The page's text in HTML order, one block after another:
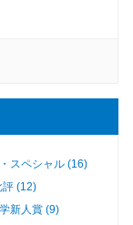
スペシャル (16)
評 (12)
新人賞 (9)